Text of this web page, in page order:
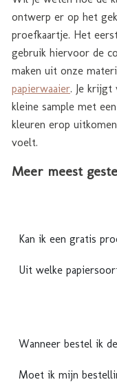
ontwerp er op het
proefkaartje. Het
gebruik hiervoor de
maken uit onze
papierwaaier. Je krijgt
kleine sample met
kleuren erop
voelt.
Meer meest
Kan ik een gratis
Uit welke
Wanneer bestel ik
Moet ik mijn